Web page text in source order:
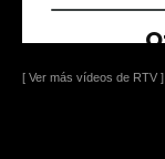
[ Ver más vídeos de RTV ]